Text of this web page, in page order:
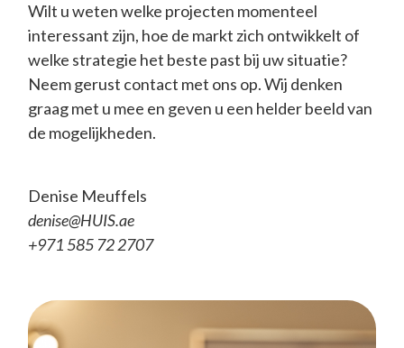
Wilt u weten welke projecten momenteel
interessant zijn, hoe de markt zich ontwikkelt of
welke strategie het beste past bij uw situatie?
Neem gerust contact met ons op. Wij denken
graag met u mee en geven u een helder beeld van
de mogelijkheden.
Denise Meuffels
denise@HUIS.ae
+971 585 72 2707